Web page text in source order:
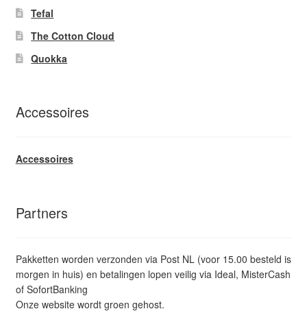
Tefal
The Cotton Cloud
Quokka
Accessoires
Accessoires
Partners
Pakketten worden verzonden via Post NL (voor 15.00 besteld is
morgen in huis) en betalingen lopen veilig via Ideal, MisterCash
of SofortBanking
Onze website wordt groen gehost.